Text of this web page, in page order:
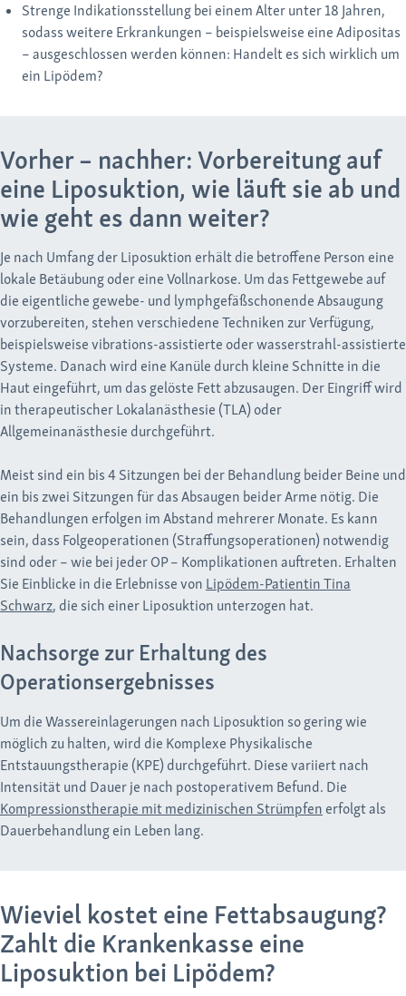
Strenge Indikationsstellung bei einem Alter unter 18 Jahren,
sodass weitere Erkrankungen – beispielsweise eine Adipositas
– ausgeschlossen werden können: Handelt es sich wirklich um
ein Lipödem?
Vorher – nachher: Vorbereitung auf
eine Liposuktion, wie läuft sie ab und
wie geht es dann weiter?
Je nach Umfang der Liposuktion erhält die betroffene Person eine
lokale Betäubung oder eine Vollnarkose. Um das Fettgewebe auf
die eigentliche gewebe- und lymphgefäßschonende Absaugung
vorzubereiten, stehen verschiedene Techniken zur Verfügung,
beispielsweise vibrations-assistierte oder wasserstrahl-assistierte
Systeme. Danach wird eine Kanüle durch kleine Schnitte in die
Haut eingeführt, um das gelöste Fett abzusaugen. Der Eingriff wird
in therapeutischer Lokalanästhesie (TLA) oder
Allgemeinanästhesie durchgeführt.
Meist sind ein bis 4 Sitzungen bei der Behandlung beider Beine und
ein bis zwei Sitzungen für das Absaugen beider Arme nötig. Die
Behandlungen erfolgen im Abstand mehrerer Monate. Es kann
sein, dass Folgeoperationen (Straffungsoperationen) notwendig
sind oder – wie bei jeder OP – Komplikationen auftreten. Erhalten
Sie Einblicke in die Erlebnisse von Lipödem-Patientin Tina
Schwarz, die sich einer Liposuktion unterzogen hat.
Nachsorge zur Erhaltung des
Operationsergebnisses
Um die Wassereinlagerungen nach Liposuktion so gering wie
möglich zu halten, wird die Komplexe Physikalische
Entstauungstherapie (KPE) durchgeführt. Diese variiert nach
Intensität und Dauer je nach postoperativem Befund. Die
Kompressionstherapie mit medizinischen Strümpfen erfolgt als
Dauerbehandlung ein Leben lang.
Wieviel kostet eine Fettabsaugung?
Zahlt die Krankenkasse eine
Liposuktion bei Lipödem?